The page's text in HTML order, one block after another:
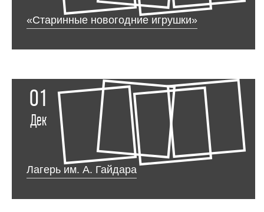
«Старинные новогодние игрушки»
01
Дек
Лагерь им. А. Гайдара